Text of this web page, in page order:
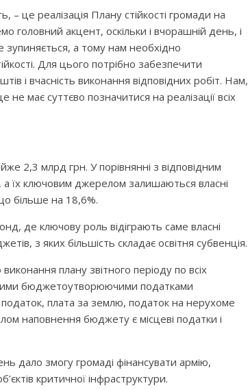
– це реалізація Плану стійкості громади на
акцент, оскільки і вчорашній день, і
зупиняється, а тому нам необхідно
Для цього потрібно забезпечити
і вчасність виконання відповідних робіт. Нам,
має суттєво позначитися на реалізації всіх
2,3 млрд грн. У порівнянні з відповідним
їх ключовим джерелом залишаються власні
більше на 18,6%.
де ключову роль відіграють саме власні
з яких більшість складає освітня субвенція.
плану звітного періоду по всіх
бюджетоутворюючими податками
плата за землю, податок на нерухоме
наповнення бюджету є місцеві податки і
дало змогу громаді фінансувати армію,
критичної інфраструктури.